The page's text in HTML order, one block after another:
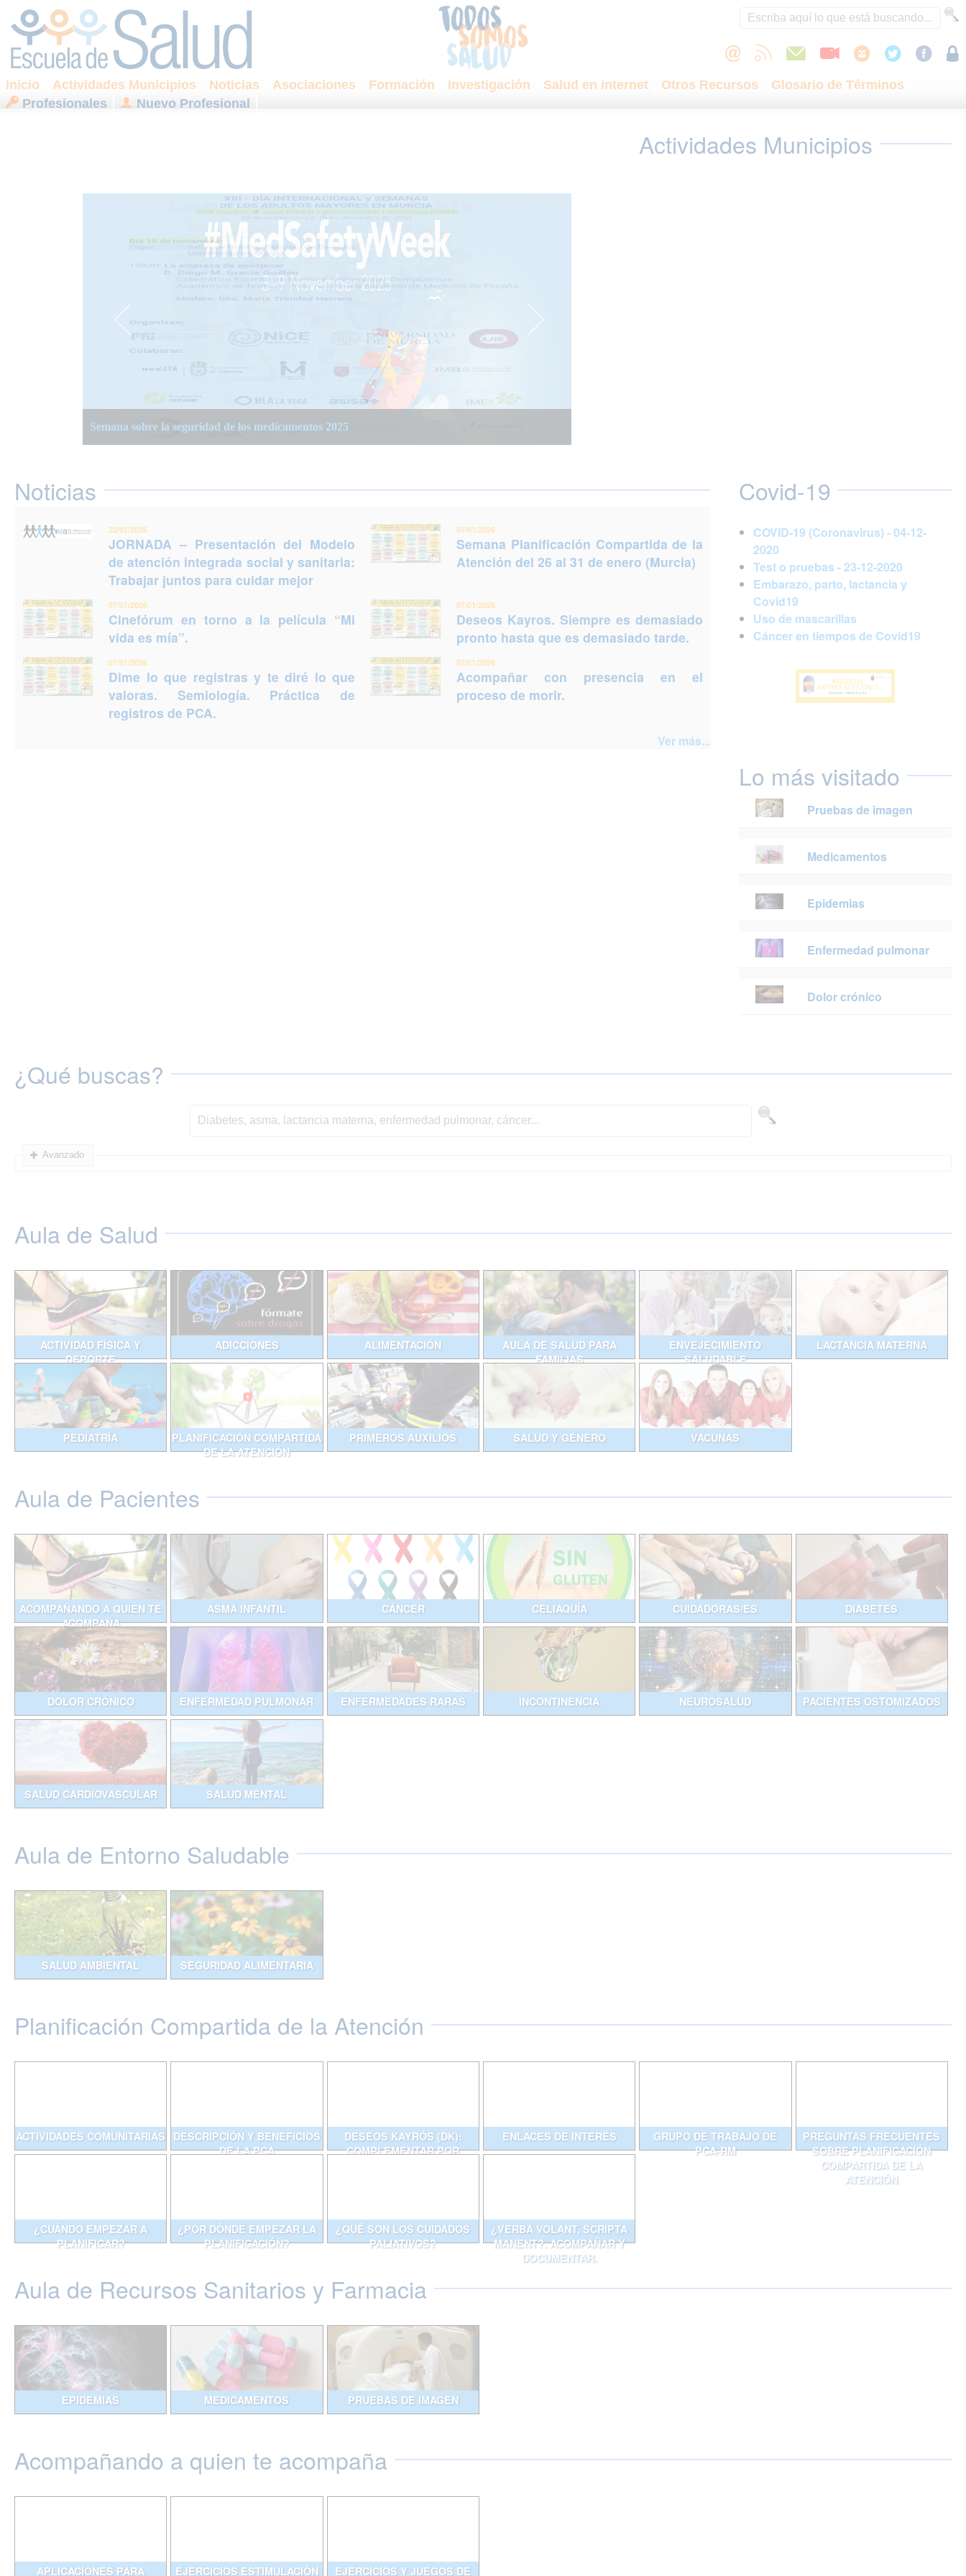
Inicio Actividades Municipios Noticias Asociaciones Formación Investigación Salud en internet Otros Recursos
Glosario de Términos
Profesionales
Nuevo Profesional
JORNADA – Presentación del Modelo de atención integrada social y sanitaria: Trabajar juntos
para cuidar mejor
Semana Planificación Compartida de la Atención del 26 al 31 de enero (Murcia)
XIII Semanas Adultos Mayores en Murcia 2025
Semana sobre la seguridad de los medicamentos 2025
Actividades Municipios
Noticias
22/01/2026
JORNADA – Presentación del Modelo
de atención integrada social y sanitaria:
Trabajar juntos para cuidar mejor
07/01/2026
Semana Planificación Compartida de la
Atención del 26 al 31 de enero (Murcia)
07/01/2026
Cinefórum en torno a la película “Mi
vida es mía”.
07/01/2026
Deseos Kayros. Siempre es demasiado
pronto hasta que es demasiado tarde.
07/01/2026
Dime lo que registras y te diré lo que
valoras. Semiología. Práctica de
registros de PCA.
07/01/2026
Acompañar con presencia en el
proceso de morir.
Ver más...
Covid-19
COVID-19 (Coronavirus) - 04-12-
2020
Test o pruebas - 23-12-2020
Embarazo, parto, lactancia y
Covid19
Uso de mascarillas
Cáncer en tiempos de Covid19
Lo más visitado
Pruebas de imagen
Medicamentos
Epidemias
Enfermedad pulmonar
Dolor crónico
¿Qué buscas?
Avanzado
Aula de Salud
ACTIVIDAD FÍSICA Y
DEPORTE
ADICCIONES ALIMENTACIÓN
AULA DE SALUD PARA
FAMILIAS
ENVEJECIMIENTO
SALUDABLE
LACTANCIA MATERNA
PEDIATRÍA
PLANIFICACIÓN COMPARTIDA
DE LA ATENCIÓN
PRIMEROS AUXILIOS SALUD Y GÉNERO VACUNAS
Aula de Pacientes
ACOMPAÑANDO A QUIEN TE
ACOMPAÑA
ASMA INFANTIL CÁNCER CELIAQUÍA CUIDADORAS/ES DIABETES
DOLOR CRÓNICO ENFERMEDAD PULMONAR ENFERMEDADES RARAS INCONTINENCIA NEUROSALUD PACIENTES OSTOMIZADOS
SALUD CARDIOVASCULAR SALUD MENTAL
Aula de Entorno Saludable
SALUD AMBIENTAL SEGURIDAD ALIMENTARIA
Planificación Compartida de la Atención
ACTIVIDADES COMUNITARIAS DESCRIPCIÓN Y BENEFICIOS
DE LA PCA
DESEOS KAYRÓS (DK):
COMPLEMENTAR POR
ENLACES DE INTERÉS
GRUPO DE TRABAJO DE
PCA-RM
PREGUNTAS FRECUENTES
SOBRE PLANIFICACIÓN
COMPARTIDA DE LA
ATENCIÓN
¿CUÁNDO EMPEZAR A
PLANIFICAR?
¿POR DÓNDE EMPEZAR LA
PLANIFICACIÓN?
¿QUÉ SON LOS CUIDADOS
PALIATIVOS?
¿VERBA VOLANT, SCRIPTA
MANENT?. ACOMPAÑAR Y
DOCUMENTAR.
Aula de Recursos Sanitarios y Farmacia
EPIDEMIAS MEDICAMENTOS PRUEBAS DE IMAGEN
Acompañando a quien te acompaña
APLICACIONES PARA EJERCICIOS ESTIMULACIÓN EJERCICIOS Y JUEGOS DE